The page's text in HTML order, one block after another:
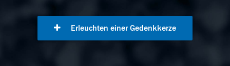
Erleuchten einer Gedenkkerze